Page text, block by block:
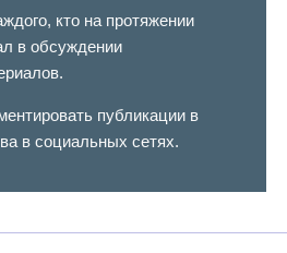
кто на протяжении
в обсуждении
публикации в
в социальных сетях.